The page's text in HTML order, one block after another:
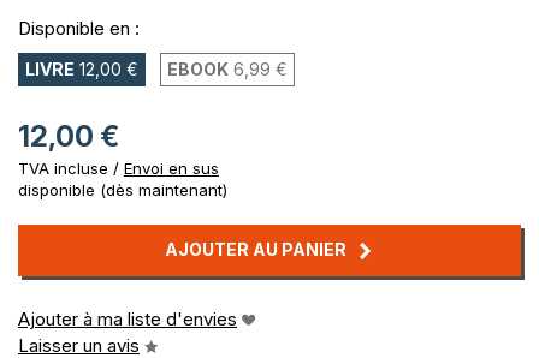
Disponible en :
LIVRE 12,00 € EBOOK 6,99 €
12,00 €
TVA incluse / Envoi en sus
disponible (dès maintenant)
AJOUTER AU PANIER
Ajouter à ma liste d'envies
Laisser un avis